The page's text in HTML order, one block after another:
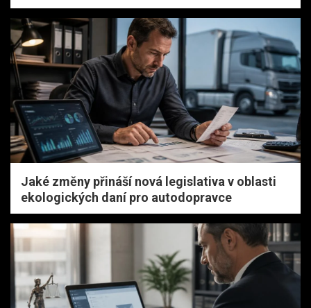
Jaké změny přináší nová legislativa v oblasti
ekologických daní pro autodopravce